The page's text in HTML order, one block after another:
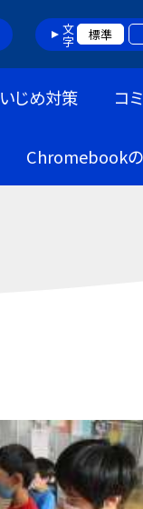
文字 標準
いじめ対策 コ
Chromebook